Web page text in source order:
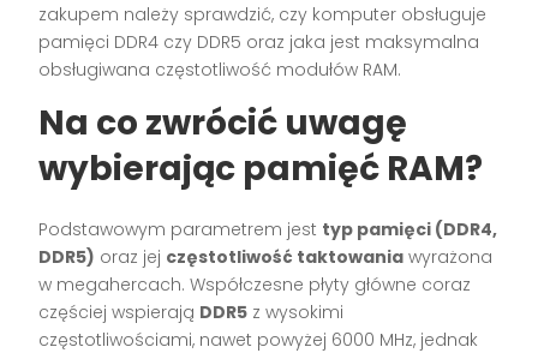
zakupem należy sprawdzić, czy komputer obsługuje
pamięci DDR4 czy DDR5 oraz jaka jest maksymalna
obsługiwana częstotliwość modułów RAM.
Na co zwrócić uwagę
wybierając pamięć RAM?
Podstawowym parametrem jest typ pamięci (DDR4,
DDR5) oraz jej częstotliwość taktowania wyrażona
w megahercach. Współczesne płyty główne coraz
częściej wspierają DDR5 z wysokimi
częstotliwościami, nawet powyżej 6000 MHz, jednak